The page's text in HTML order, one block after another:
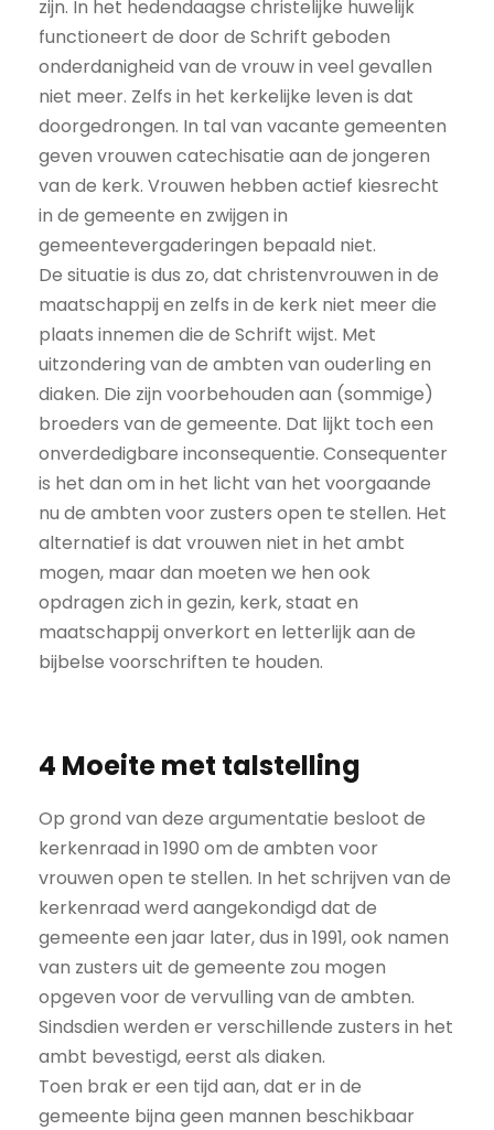
zijn. In het hedendaagse christelijke huwelijk
functioneert de door de Schrift geboden
onderdanigheid van de vrouw in veel gevallen
niet meer. Zelfs in het kerkelijke leven is dat
doorgedrongen. In tal van vacante gemeenten
geven vrouwen catechisatie aan de jongeren
van de kerk. Vrouwen hebben actief kiesrecht
in de gemeente en zwijgen in
gemeentevergaderingen bepaald niet.
De situatie is dus zo, dat christenvrouwen in de
maatschappij en zelfs in de kerk niet meer die
plaats innemen die de Schrift wijst. Met
uitzondering van de ambten van ouderling en
diaken. Die zijn voorbehouden aan (sommige)
broeders van de gemeente. Dat lijkt toch een
onverdedigbare inconsequentie. Consequenter
is het dan om in het licht van het voorgaande
nu de ambten voor zusters open te stellen. Het
alternatief is dat vrouwen niet in het ambt
mogen, maar dan moeten we hen ook
opdragen zich in gezin, kerk, staat en
maatschappij onverkort en letterlijk aan de
bijbelse voorschriften te houden.
4 Moeite met talstelling
Op grond van deze argumentatie besloot de
kerkenraad in 1990 om de ambten voor
vrouwen open te stellen. In het schrijven van de
kerkenraad werd aangekondigd dat de
gemeente een jaar later, dus in 1991, ook namen
van zusters uit de gemeente zou mogen
opgeven voor de vervulling van de ambten.
Sindsdien werden er verschillende zusters in het
ambt bevestigd, eerst als diaken.
Toen brak er een tijd aan, dat er in de
gemeente bijna geen mannen beschikbaar